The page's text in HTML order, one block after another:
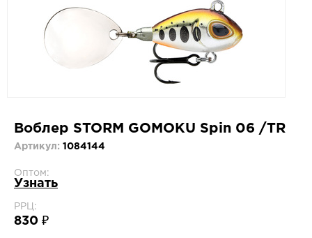
Воблер STORM GOMOKU Spin 06 /TR
Артикул: 1084144
Оптом:
Узнать
РРЦ:
830 ₽